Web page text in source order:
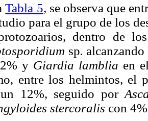
Tabla 5, se observa que
para el grupo de los
dentro de
sp.
y Giardia lamblia en
entre los helmintos, el
12%, seguido por
stercoralis con